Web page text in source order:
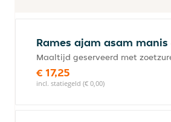
Rames ajam asam manis
Maaltijd geserveerd met
€ 17,25
incl. statiegeld (€ 0,00)